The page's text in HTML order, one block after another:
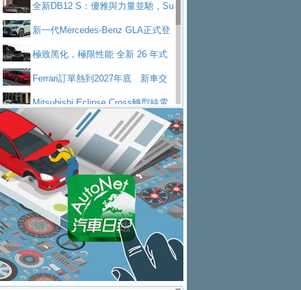
駕，MAZDA CX-90 33T AWD Premium Ca
ptain Seat
EV
技的座駕! Ford Territory中型油電休旅
SO Super Great今日在台登場，結合先進安
全輔助科技
ntis四品牌經銷權，全新多品牌旗艦展示中
心開幕啟用
屏東特搜大隊再添新利器 SITRAK
救助器材車買氣不衰、SUZUKI經銷商勇於開啟
全新大店，新北都鈴木占地500坪土城旗艦
展示中心開幕
2025第七屆ISUZU運轉職人挑戰賽
熱血登場 展現極致車技與專業職人精神
H2GP世界總決賽圓滿落幕 台灣團
隊表現精彩淨零減碳指標性應用 純電動水泥預
拌車 消防車除了滅火裝備還需要什麼？
一探SITRAK “準” 消防車的究竟
大益金龍初試啼聲，汽柴油5噸貨車
不是對手正宗年鑑2025年全球自動車年鑑1月
全新DB12 S：優雅與力量並馳，Su
per Tourer的顛峰之作
新一代Mercedes-Benz GLA正式登
場 續航最高657公里、支援320kW快充
極致黑化，極限性能 全新 26 年式
DEFENDER OCTA BLACK 限量登台
Ferrari訂單熱到2027年底 新車交
付至少得等一年以上
Mitsubishi Eclipse Cross轉型純電
休旅 87kWh電池續航超過600公里
全新BMW 318i Touring豪華旅行車
全台限量200台 進化現型
不等零關稅的紅利，Jeep品牌今日
起展開首批車交車
Volvo EX60 即將叩關，靜肅性、底
盤與數位介面搶先揭露
Audi Q9 將於 2026 年底上市 旗艦
大型 SUV 鎖定七人座豪華市場
BMW攜手漫威電影【蜘蛛人：重生
日】 Skoda 發表全新 Peaq 內裝：七人
座純電旗艦 SUV，行李廂最大可達 935 公
全新純電 Mercedes-Benz C 400 4